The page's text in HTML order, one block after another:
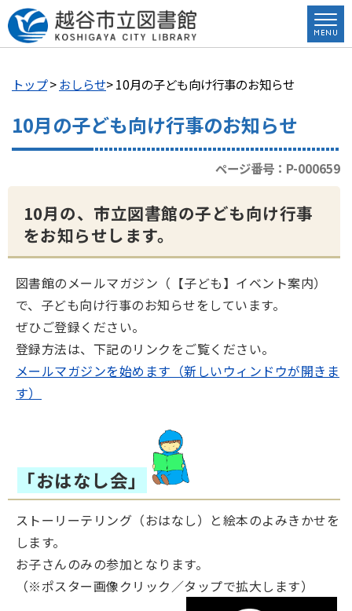
トップ>おしらせ> 10月の子ども向け行事のお知らせ
10月の子ども向け行事のお知らせ
ページ番号：P-000659
10月の、市立図書館の子ども向け行事
をお知らせします。
図書館のメールマガジン（【子ども】イベント案内）
で、子ども向け行事のお知らせをしています。
ぜひご登録ください。
登録方法は、下記のリンクをご覧ください。
メールマガジンを始めます（新しいウィンドウが開きま
す）
「おはなし会」
ストーリーテリング（おはなし）と絵本のよみきかせを
します。
お子さんのみの参加となります。
（※ポスター画像クリック／タップで拡大します）